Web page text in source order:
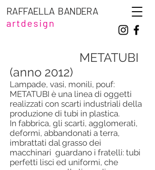
RAFFAELLA BANDERA
artdesign
METATUBI
(anno 2012)
Lampade, vasi, monili, pouf:
METATUBI è una linea di oggetti
realizzati con scarti industriali della
produzione di tubi in plastica.
In fabbrica, gli scarti, agglomerati,
deformi, abbandonati a terra,
imbrattati dal grasso dei
macchinari guardano i fratelli: tubi
perfetti lisci ed uniformi, che